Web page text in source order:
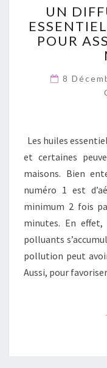
UN
POUR
8
Les huiles
et certaines
maisons. Bien
numéro 1 est
minimum 2 fois
minutes. En
polluants
pollution peut
Aussi, pour